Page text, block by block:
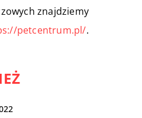
znajdziemy
petcentrum.pl/.